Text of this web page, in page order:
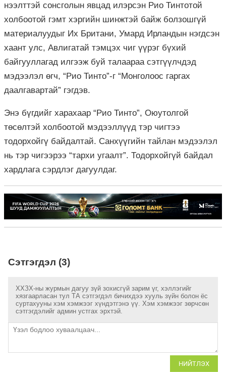
нээлттэй сонсголын явцад илэрсэн Рио Тинтотой
холбоотой гэмт хэргийн шинжтэй байж болзошгүй
материалуудыг Их Британи, Умард Ирландын нэгдсэн
хаант улс, Авлигатай тэмцэх чиг үүрэг бүхий
байгууллагад илгээж буй талаараа сэтгүүлчдэд
мэдээлэл өгч, “Рио Тинто”-г “Монголоос гаргах
даалгавартай” гэгдэв.
Энэ бүгдийг харахаар “Рио Тинто”, Оюутолгой
төсөлтэй холбоотой мэдээллүүд тэр чигтээ
тодорхойгү байдалтай. Санхүүгийн тайлан мэдээлэл
нь тэр чигээрээ “тархи угаалт”. Тодорхойгүй байдал
хардлага сэрдлэг дагуулдаг.
Сэтгэгдэл (3)
ХХЗХ-ны журмын дагуу зүй зохисгүй зарим үг, хэллэгийг
хязгаарласан тул ТА сэтгэгдэл бичихдээ хууль зүйн болон ёс
суртахууны хэм хэмжээг хүндэтгэнэ үү. Хэм хэмжээг зөрчсөн
сэтгэгдэлийг админ устгах эрхтэй.
НИЙТЛЭХ